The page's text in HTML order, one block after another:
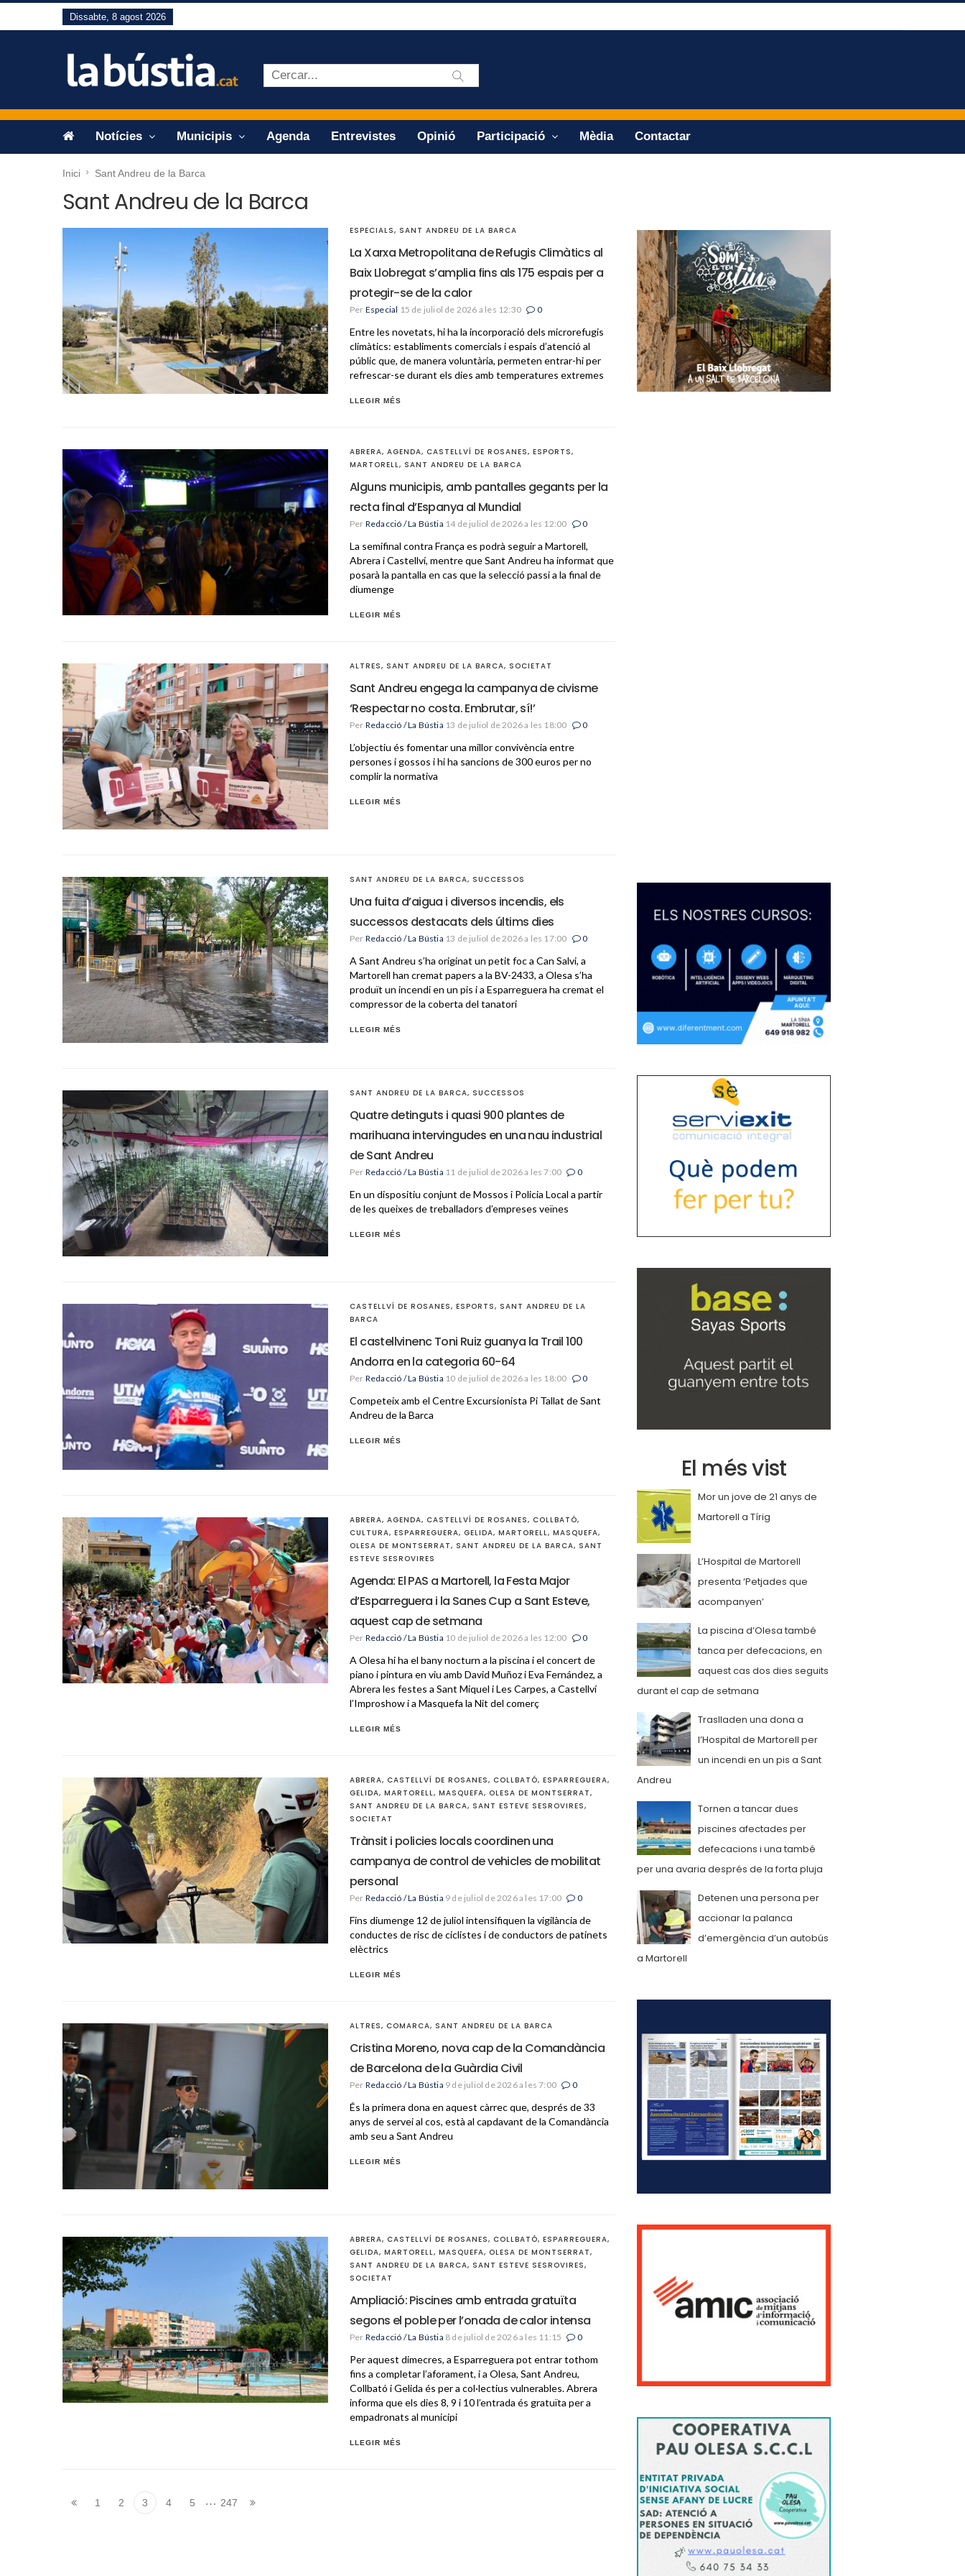
Dissabte, 8 agost 2026
Notícies Municipis Agenda Entrevistes Opinió Participació Mèdia Contactar
Inici Sant Andreu de la Barca
Sant Andreu de la Barca
ESPECIALS, SANT ANDREU DE LA BARCA
La Xarxa Metropolitana de Refugis Climàtics al
Baix Llobregat s’amplia fins als 175 espais per a
protegir-se de la calor
Per Especial 15 de juliol de 2026 a les 12:30 0
Entre les novetats, hi ha la incorporació dels microrefugis
climàtics: establiments comercials i espais d’atenció al
públic que, de manera voluntària, permeten entrar-hi per
refrescar-se durant els dies amb temperatures extremes
LLEGIR MÉS
ABRERA, AGENDA, CASTELLVÍ DE ROSANES, ESPORTS,
MARTORELL, SANT ANDREU DE LA BARCA
Alguns municipis, amb pantalles gegants per la
recta final d’Espanya al Mundial
Per Redacció / La Bústia 14 de juliol de 2026 a les 12:00 0
La semifinal contra França es podrà seguir a Martorell,
Abrera i Castellví, mentre que Sant Andreu ha informat que
posarà la pantalla en cas que la selecció passi a la final de
diumenge
LLEGIR MÉS
ALTRES, SANT ANDREU DE LA BARCA, SOCIETAT
Sant Andreu engega la campanya de civisme
‘Respectar no costa. Embrutar, sí!’
Per Redacció / La Bústia 13 de juliol de 2026 a les 18:00 0
L’objectiu és fomentar una millor convivència entre
persones i gossos i hi ha sancions de 300 euros per no
complir la normativa
LLEGIR MÉS
SANT ANDREU DE LA BARCA, SUCCESSOS
Una fuita d’aigua i diversos incendis, els
successos destacats dels últims dies
Per Redacció / La Bústia 13 de juliol de 2026 a les 17:00 0
A Sant Andreu s’ha originat un petit foc a Can Salvi, a
Martorell han cremat papers a la BV-2433, a Olesa s’ha
produït un incendi en un pis i a Esparreguera ha cremat el
compressor de la coberta del tanatori
LLEGIR MÉS
SANT ANDREU DE LA BARCA, SUCCESSOS
Quatre detinguts i quasi 900 plantes de
marihuana intervingudes en una nau industrial
de Sant Andreu
Per Redacció / La Bústia 11 de juliol de 2026 a les 7:00 0
En un dispositiu conjunt de Mossos i Policia Local a partir
de les queixes de treballadors d’empreses veïnes
LLEGIR MÉS
CASTELLVÍ DE ROSANES, ESPORTS, SANT ANDREU DE LA
BARCA
El castellvinenc Toni Ruiz guanya la Trail 100
Andorra en la categoria 60-64
Per Redacció / La Bústia 10 de juliol de 2026 a les 18:00 0
Competeix amb el Centre Excursionista Pi Tallat de Sant
Andreu de la Barca
LLEGIR MÉS
ABRERA, AGENDA, CASTELLVÍ DE ROSANES, COLLBATÓ,
CULTURA, ESPARREGUERA, GELIDA, MARTORELL, MASQUEFA,
OLESA DE MONTSERRAT, SANT ANDREU DE LA BARCA, SANT
ESTEVE SESROVIRES
Agenda: El PAS a Martorell, la Festa Major
d’Esparreguera i la Sanes Cup a Sant Esteve,
aquest cap de setmana
Per Redacció / La Bústia 10 de juliol de 2026 a les 12:00 0
A Olesa hi ha el bany nocturn a la piscina i el concert de
piano i pintura en viu amb David Muñoz i Eva Fernández, a
Abrera les festes a Sant Miquel i Les Carpes, a Castellví
l’Improshow i a Masquefa la Nit del comerç
LLEGIR MÉS
ABRERA, CASTELLVÍ DE ROSANES, COLLBATÓ, ESPARREGUERA,
GELIDA, MARTORELL, MASQUEFA, OLESA DE MONTSERRAT,
SANT ANDREU DE LA BARCA, SANT ESTEVE SESROVIRES,
SOCIETAT
Trànsit i policies locals coordinen una
campanya de control de vehicles de mobilitat
personal
Per Redacció / La Bústia 9 de juliol de 2026 a les 17:00 0
Fins diumenge 12 de juliol intensifiquen la vigilància de
conductes de risc de ciclistes i de conductors de patinets
elèctrics
LLEGIR MÉS
ALTRES, COMARCA, SANT ANDREU DE LA BARCA
Cristina Moreno, nova cap de la Comandància
de Barcelona de la Guàrdia Civil
Per Redacció / La Bústia 9 de juliol de 2026 a les 7:00 0
És la primera dona en aquest càrrec que, després de 33
anys de servei al cos, està al capdavant de la Comandància
amb seu a Sant Andreu
LLEGIR MÉS
ABRERA, CASTELLVÍ DE ROSANES, COLLBATÓ, ESPARREGUERA,
GELIDA, MARTORELL, MASQUEFA, OLESA DE MONTSERRAT,
SANT ANDREU DE LA BARCA, SANT ESTEVE SESROVIRES,
SOCIETAT
Ampliació: Piscines amb entrada gratuïta
segons el poble per l’onada de calor intensa
Per Redacció / La Bústia 8 de juliol de 2026 a les 11:15 0
Per aquest dimecres, a Esparreguera pot entrar tothom
fins a completar l’aforament, i a Olesa, Sant Andreu,
Collbató i Gelida és per a col·lectius vulnerables. Abrera
informa que els dies 8, 9 i 10 l’entrada és gratuïta per a
empadronats al municipi
LLEGIR MÉS
1 2 3 4 5 … 247
El més vist
Mor un jove de 21 anys de
Martorell a Tírig
L’Hospital de Martorell
presenta ‘Petjades que
acompanyen’
La piscina d’Olesa també
tanca per defecacions, en
aquest cas dos dies seguits
durant el cap de setmana
Traslladen una dona a
l’Hospital de Martorell per
un incendi en un pis a Sant
Andreu
Tornen a tancar dues
piscines afectades per
defecacions i una també
per una avaria després de la forta pluja
Detenen una persona per
accionar la palanca
d’emergència d’un autobús
a Martorell